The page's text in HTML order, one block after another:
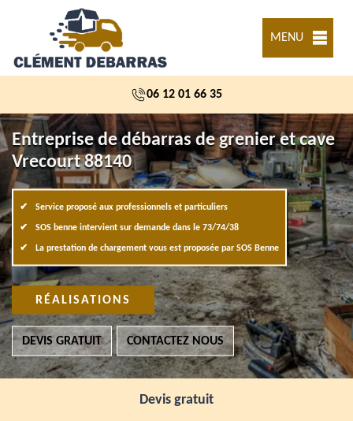
MENU
06 12 01 66 35
Entreprise de débarras de grenier et cave
Vrecourt 88140
Service proposé aux professionnels et particuliers
SOS benne intervient sur demande dans le 73/74/38
La prestation de chargement vous est proposée par SOS Benne
RÉALISATIONS
DEVIS GRATUIT CONTACTEZ NOUS
Devis gratuit